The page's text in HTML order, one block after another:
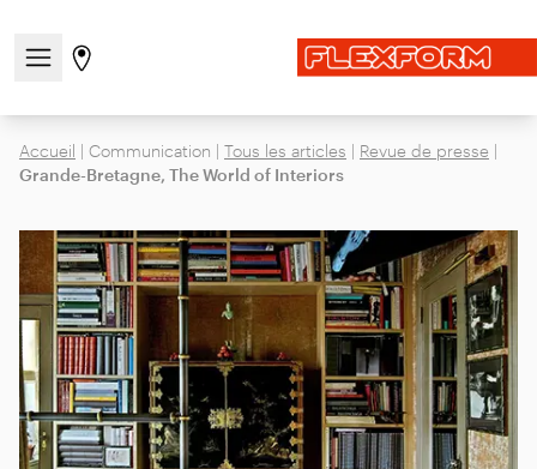
Ouvrir/fermer le menu de navigation
Aller à la page des magasins
Accueil | Communication | Tous les articles | Revue de presse |
Grande-Bretagne, The World of Interiors